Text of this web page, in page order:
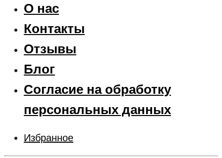
О нас
Контакты
Отзывы
Блог
Согласие на обработку
персональных данных
Избранное